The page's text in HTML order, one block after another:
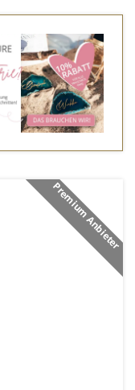
Premium Anbieter